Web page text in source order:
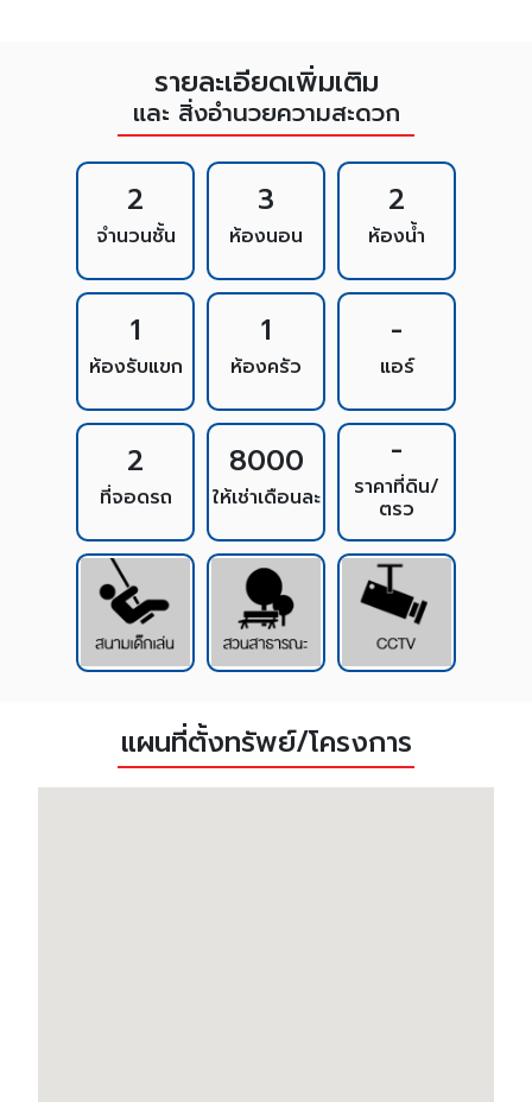
รายละเอียดเพิ่มเติม
และ สิ่งอำนวยความสะดวก
2
จำนวนชั้น
3
ห้องนอน
2
ห้องน้ำ
1
ห้องรับแขก
1
ห้องครัว
-
แอร์
2
ที่จอดรถ
8000
ให้เช่าเดือนละ
-
ราคาที่ดิน/
ตรว
แผนที่ตั้งทรัพย์/โครงการ